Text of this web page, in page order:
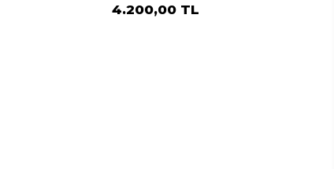
4.200,00 TL